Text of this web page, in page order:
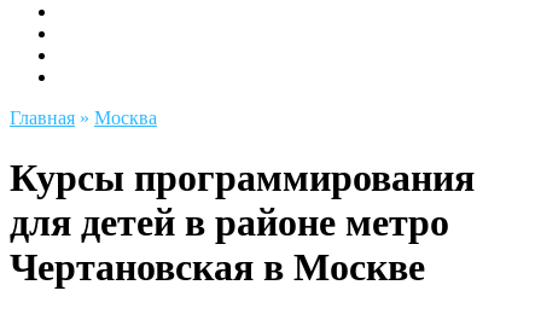
Главная » Москва
Курсы программирования
для детей в районе метро
Чертановская в Москве